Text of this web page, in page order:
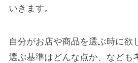
いきます。
自分がお店や商品を選ぶ時に欲
選ぶ基準はどんな点か、なども